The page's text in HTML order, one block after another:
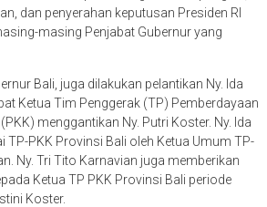
dan penyerahan keputusan Presiden RI
masing Penjabat Gubernur yang
Bali, juga dilakukan pelantikan Ny. Ida
Ketua Tim Penggerak (TP) Pemberdayaan
menggantikan Ny. Putri Koster. Ny. Ida
TP-PKK Provinsi Bali oleh Ketua Umum TP-
Ny. Tri Tito Karnavian juga memberikan
Ketua TP PKK Provinsi Bali periode
Koster.